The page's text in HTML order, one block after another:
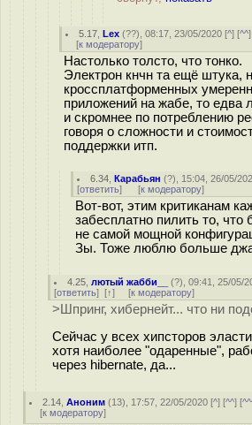
5.17 ,Lex (??), 08:17, 23/05/2020 [^] [^^
[к модератору]
Настолько толсто, что тонко.
Электрон кнчн та ещё штука,
кроссплатформенных
приложений на жабе, то едва
и скромнее по потреблению
говоря о сложности и
поддержки итп.
6.34 ,Карабьян (?), 15:04, 26/05/
[ответить] [к модератору]
Вот-вот, этим критиканам
забесплатно пилить то, что
не самой мощной
Зы. Тоже люблю больше
4.25 ,лютый жабби__ (?), 09:41, 25/05/
[ответить] [↑] [к модератору]
>Шпринг, хибернейт... что ни
Сейчас у всех хипсторов
хотя наиболее "одаренные",
через hibernate, да...
2.14 ,Аноним (13), 17:57, 22/05/2020 [^] [^^] [
[к модератору]